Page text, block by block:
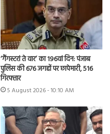
‘गैंगस्टरां ते वार’ का 196वां दिन: पंजाब
पुलिस की 676 जगहों पर छापेमारी, 516
गिरफ्तार
5 August 2026 - 10:10 AM